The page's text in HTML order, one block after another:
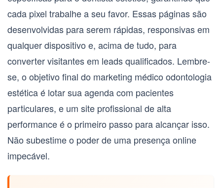
cada pixel trabalhe a seu favor. Essas páginas são
desenvolvidas para serem rápidas, responsivas em
qualquer dispositivo e, acima de tudo, para
converter visitantes em leads qualificados. Lembre-
se, o objetivo final do marketing médico odontologia
estéticaé lotar sua agenda com pacientes
particulares, e um site profissional de alta
performance é o primeiro passo para alcançar isso.
Não subestime o poder de uma presença online
impecável.